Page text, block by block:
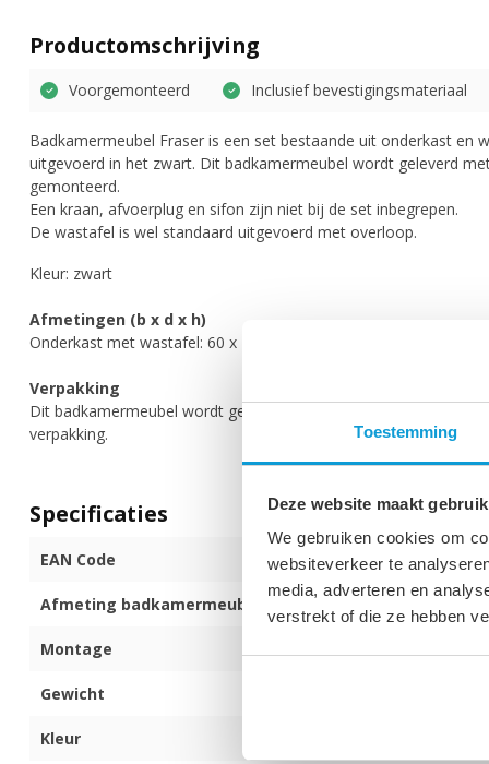
Toestemming
Deze website maakt
We gebruiken cookies om
websiteverkeer te
media, adverteren en
verstrekt of die ze hebben
Productomschrijving
Voorgemonteerd Inclusief bevestigingsmateriaal
Badkamermeubel Fraser is een set bestaande uit onderkast en
uitgevoerd in het zwart. Dit badkamermeubel wordt geleverd
gemonteerd.
Een kraan, afvoerplug en sifon zijn niet bij de set inbegrepen.
De wastafel is wel standaard uitgevoerd met overloop.
Kleur: zwart
Afmetingen (b x d x h)
Onderkast met wastafel: 60 x 46 x 27 cm
Verpakking
Dit badkamermeubel wordt geleverd in twee dozen. De
verpakking.
Specificaties
EAN Code
Afmeting badkamermeubel (b x d x h) 60 x 46 x 27 cm
Montage
Gewicht
Kleur